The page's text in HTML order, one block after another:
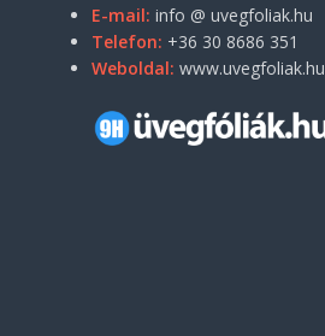
E-mail: info @ uvegfoliak.hu
Telefon: +36 30 8686 351
Weboldal: www.uvegfoliak.hu